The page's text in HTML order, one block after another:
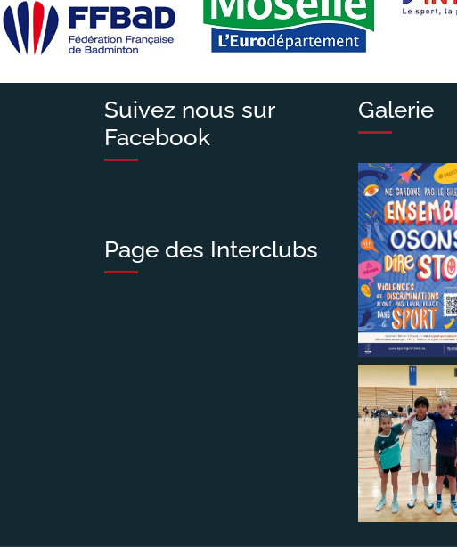
Suivez nous sur
Facebook
Page des Interclubs
Galerie